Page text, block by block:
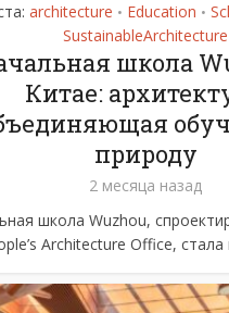
architecture • Education •
SustainableArchitecture
школа
Китае:
природу
2 месяца назад
школа Wuzhou,
Architecture Office,